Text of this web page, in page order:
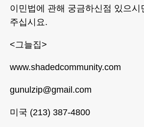
이민법에 관해 궁금하신점 있으시
주십시요.
<그늘집>
www.shadedcommunity.com
gunulzip@gmail.com
미국 (213) 387-4800